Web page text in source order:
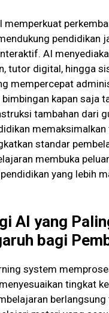
memperkuat
pendidikan
AI
tutor digital, hingga
mempercepat
kapan saja
tambahan dari
standar
membuka
yang lebih
AI yang
bagi
system
tingkat
berlangsung